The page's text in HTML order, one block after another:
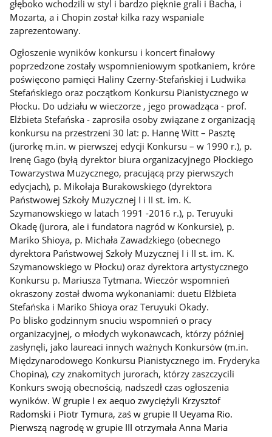
głęboko wchodzili w styl i bardzo pięknie grali i Bacha, i
Mozarta, a i Chopin został kilka razy wspaniale
zaprezentowany.
Ogłoszenie wyników konkursu i koncert finałowy
poprzedzone zostały wspomnieniowym spotkaniem, króre
poświęcono pamięci Haliny Czerny-Stefańskiej i Ludwika
Stefańskiego oraz początkom Konkursu Pianistycznego w
Płocku. Do udziału w wieczorze , jego prowadząca - prof.
Elżbieta Stefańska - zaprosiła osoby związane z organizacją
konkursu na przestrzeni 30 lat: p. Hannę Witt – Pasztę
(jurorkę m.in. w pierwszej edycji Konkursu – w 1990 r.), p.
Irenę Gago (byłą dyrektor biura organizacyjnego Płockiego
Towarzystwa Muzycznego, pracującą przy pierwszych
edycjach), p. Mikołaja Burakowskiego (dyrektora
Państwowej Szkoły Muzycznej I i II st. im. K.
Szymanowskiego w latach 1991 -2016 r.), p. Teruyuki
Okadę (jurora, ale i fundatora nagród w Konkursie), p.
Mariko Shioya, p. Michała Zawadzkiego (obecnego
dyrektora Państwowej Szkoły Muzycznej I i II st. im. K.
Szymanowskiego w Płocku) oraz dyrektora artystycznego
Konkursu p. Mariusza Tytmana. Wieczór wspomnień
okraszony został dwoma wykonaniami: duetu Elżbieta
Stefańska i Mariko Shioya oraz Teruyuki Okady.
Po blisko godzinnym snuciu wspomnień o pracy
organizacyjnej, o młodych wykonawcach, którzy później
zasłynęli, jako laureaci innych ważnych Konkursów (m.in.
Międzynarodowego Konkursu Pianistycznego im. Fryderyka
Chopina), czy znakomitych jurorach, którzy zaszczycili
Konkurs swoją obecnością, nadszedł czas ogłoszenia
wyników.W grupie I ex aequo zwyciężyli Krzysztof
Radomski i Piotr Tymura, zaś w grupie II Ueyama Rio.
Pierwszą nagrodę w grupie III otrzymała Anna Maria